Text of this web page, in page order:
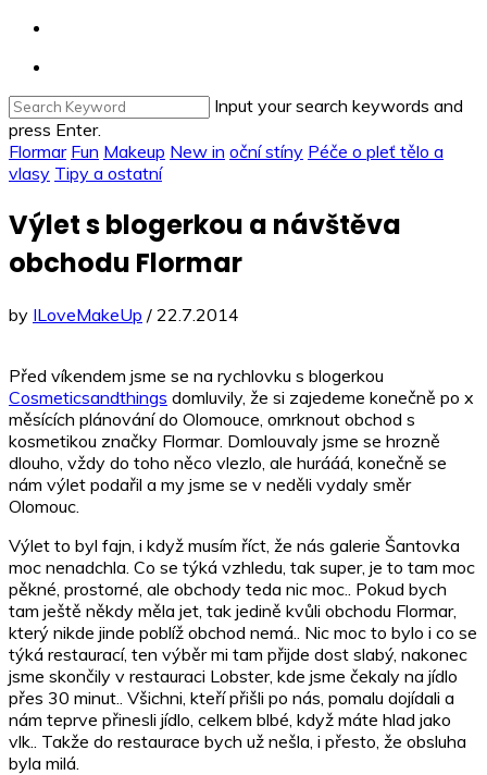
Input your search keywords and
press Enter.
Flormar Fun Makeup New in oční stíny Péče o pleť tělo a
vlasy Tipy a ostatní
Výlet s blogerkou a návštěva
obchodu Flormar
by ILoveMakeUp / 22.7.2014
Před víkendem jsme se na rychlovku s blogerkou
Cosmeticsandthings domluvily, že si zajedeme konečně po x
měsících plánování do Olomouce, omrknout obchod s
kosmetikou značky Flormar. Domlouvaly jsme se hrozně
dlouho, vždy do toho něco vlezlo, ale hurááá, konečně se
nám výlet podařil a my jsme se v neděli vydaly směr
Olomouc.
Výlet to byl fajn, i když musím říct, že nás galerie Šantovka
moc nenadchla. Co se týká vzhledu, tak super, je to tam moc
pěkné, prostorné, ale obchody teda nic moc.. Pokud bych
tam ještě někdy měla jet, tak jedině kvůli obchodu Flormar,
který nikde jinde poblíž obchod nemá.. Nic moc to bylo i co se
týká restaurací, ten výběr mi tam přijde dost slabý, nakonec
jsme skončily v restauraci Lobster, kde jsme čekaly na jídlo
přes 30 minut.. Všichni, kteří přišli po nás, pomalu dojídali a
nám teprve přinesli jídlo, celkem blbé, když máte hlad jako
vlk.. Takže do restaurace bych už nešla, i přesto, že obsluha
byla milá.